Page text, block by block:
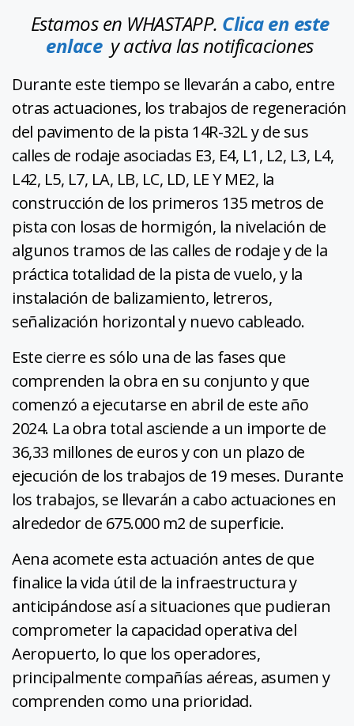
Estamos en WHASTAPP. Clica en este
enlacey activa las notificaciones
Durante este tiempo se llevarán a cabo, entre
otras actuaciones, los trabajos de regeneración
del pavimento de la pista 14R-32L y de sus
calles de rodaje asociadas E3, E4, L1, L2, L3, L4,
L42, L5, L7, LA, LB, LC, LD, LE Y ME2, la
construcción de los primeros 135 metros de
pista con losas de hormigón, la nivelación de
algunos tramos de las calles de rodaje y de la
práctica totalidad de la pista de vuelo, y la
instalación de balizamiento, letreros,
señalización horizontal y nuevo cableado.
Este cierre es sólo una de las fases que
comprenden la obra en su conjunto y que
comenzó a ejecutarse en abril de este año
2024. La obra total asciende a un importe de
36,33 millones de euros y con un plazo de
ejecución de los trabajos de 19 meses. Durante
los trabajos, se llevarán a cabo actuaciones en
alrededor de 675.000 m2 de superficie.
Aena acomete esta actuación antes de que
finalice la vida útil de la infraestructura y
anticipándose así a situaciones que pudieran
comprometer la capacidad operativa del
Aeropuerto, lo que los operadores,
principalmente compañías aéreas, asumen y
comprenden como una prioridad.